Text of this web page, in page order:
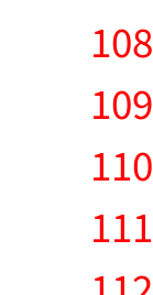
108
109
110
111